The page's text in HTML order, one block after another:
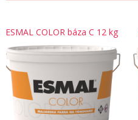
ESMAL COLOR báza C 12 kg